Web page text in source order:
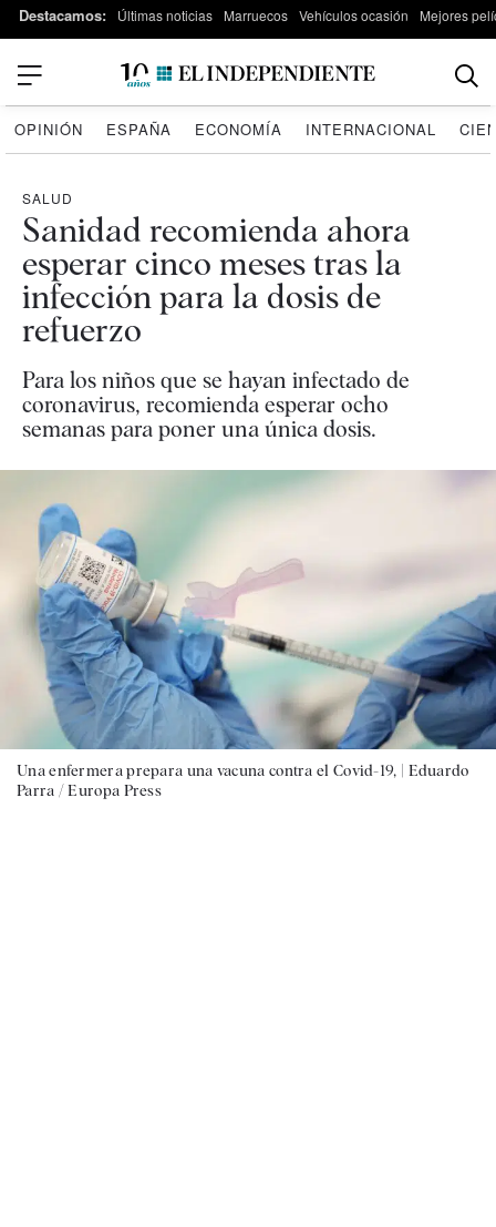
Destacamos: Últimas noticias Marruecos Vehículos ocasión Mejores
OPINIÓN ESPAÑA ECONOMÍA INTERNACIONAL
SALUD
Sanidad recomienda ahora
esperar cinco meses tras la
infección para la dosis de
refuerzo
Para los niños que se hayan infectado de
coronavirus, recomienda esperar ocho
semanas para poner una única dosis.
Una enfermera prepara una vacuna contra el Covid-19, | Eduardo
Parra / Europa Press